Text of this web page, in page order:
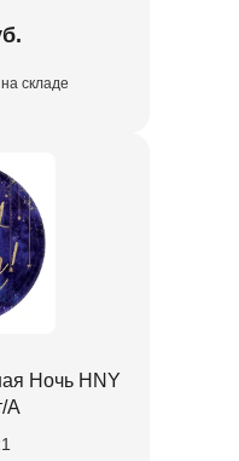
складе
Ночь HNY
А